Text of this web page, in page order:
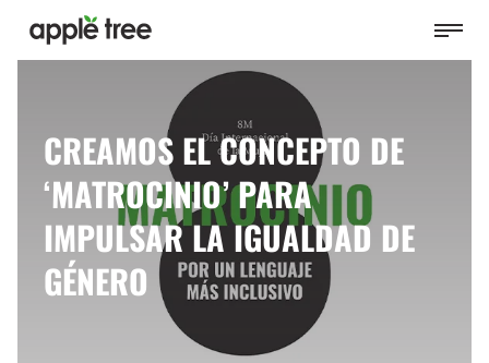
CREAMOS EL CONCEPTO DE
‘MATROCINIO’ PARA
IMPULSAR LA IGUALDAD DE
GÉNERO